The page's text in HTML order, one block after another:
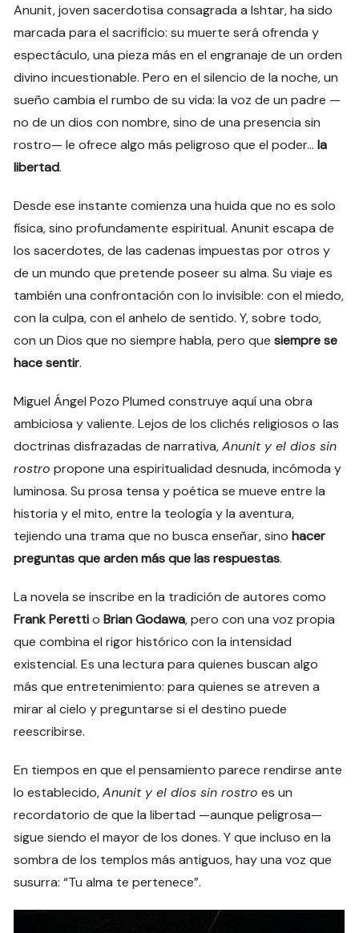
Anunit, joven sacerdotisa consagrada a Ishtar, ha sido
marcada para el sacrificio: su muerte será ofrenda y
espectáculo, una pieza más en el engranaje de un orden
divino incuestionable. Pero en el silencio de la noche, un
sueño cambia el rumbo de su vida: la voz de un padre —
no de un dios con nombre, sino de una presencia sin
rostro— le ofrece algo más peligroso que el poder…la
libertad.
Desde ese instante comienza una huida que no es solo
física, sino profundamente espiritual. Anunit escapa de
los sacerdotes, de las cadenas impuestas por otros y
de un mundo que pretende poseer su alma. Su viaje es
también una confrontación con lo invisible: con el miedo,
con la culpa, con el anhelo de sentido. Y, sobre todo,
con un Dios que no siempre habla, pero quesiempre se
hace sentir.
Miguel Ángel Pozo Plumed construye aquí una obra
ambiciosa y valiente. Lejos de los clichés religiosos o las
doctrinas disfrazadas de narrativa,Anunit y el dios sin
rostro propone una espiritualidad desnuda, incómoda y
luminosa. Su prosa tensa y poética se mueve entre la
historia y el mito, entre la teología y la aventura,
tejiendo una trama que no busca enseñar, sinohacer
preguntas que arden más que las respuestas.
La novela se inscribe en la tradición de autores como
Frank PerettioBrian Godawa, pero con una voz propia
que combina el rigor histórico con la intensidad
existencial. Es una lectura para quienes buscan algo
más que entretenimiento: para quienes se atreven a
mirar al cielo y preguntarse si el destino puede
reescribirse.
En tiempos en que el pensamiento parece rendirse ante
lo establecido,Anunit y el dios sin rostro es un
recordatorio de que la libertad —aunque peligrosa—
sigue siendo el mayor de los dones. Y que incluso en la
sombra de los templos más antiguos, hay una voz que
susurra: “Tu alma te pertenece”.